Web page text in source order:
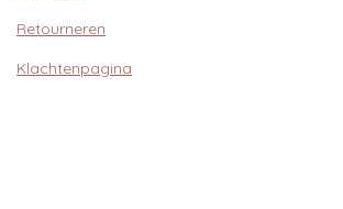
Retourneren
Klachtenpagina